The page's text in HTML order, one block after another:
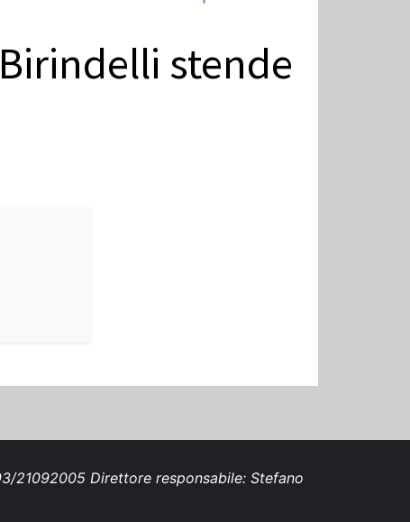
stende
21092005 Direttore responsabile: Stefano